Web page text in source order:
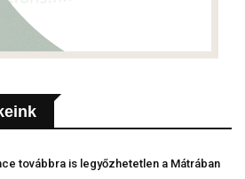
továbbra is legyőzhetetlen a Mátrában